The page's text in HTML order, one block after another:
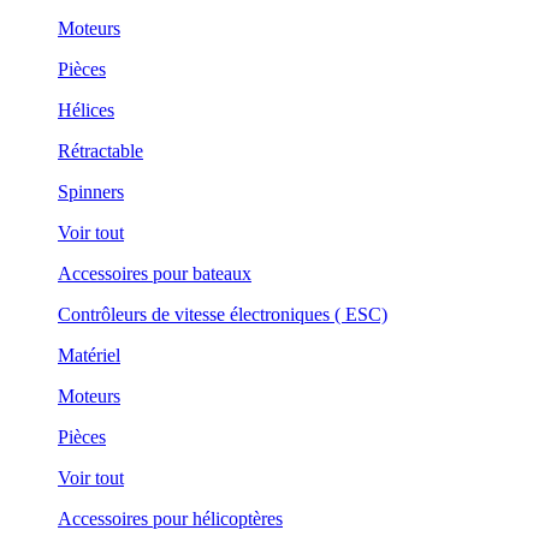
Moteurs
Pièces
Hélices
Rétractable
Spinners
Voir tout
Accessoires pour bateaux
Contrôleurs de vitesse électroniques ( ESC)
Matériel
Moteurs
Pièces
Voir tout
Accessoires pour hélicoptères